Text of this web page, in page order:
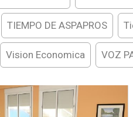
TIEMPO DE ASPAPROS
Vision Economica VOZ